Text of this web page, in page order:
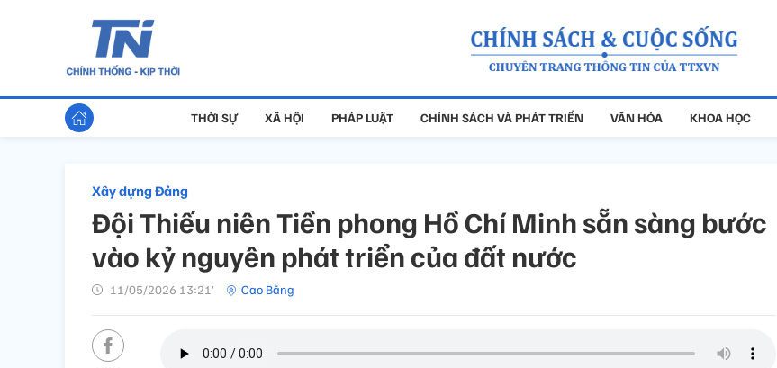
THỜI SỰ XÃ HỘI PHÁP LUẬT CHÍNH SÁCH VÀ PHÁT TRIỂN VĂN HÓA KHOA HỌC
Xây dựng Đảng
Đội Thiếu niên Tiền phong Hồ Chí Minh sẵn sàng bước
vào kỷ nguyên phát triển của đất nước
11/05/2026 13:21’ Cao Bằng